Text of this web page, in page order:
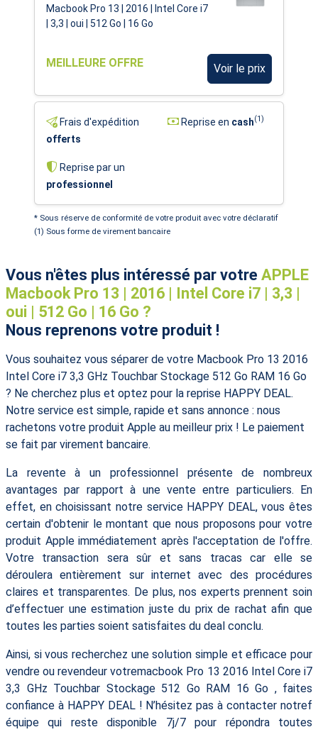
Macbook Pro 13 | 2016 | Intel Core i7
| 3,3 | oui | 512 Go | 16 Go
MEILLEURE OFFRE Voir le prix
Frais d'expédition
offerts
Reprise en cash(1)
Reprise par un
professionnel
* Sous réserve de conformité de votre produit avec votre déclaratif
(1) Sous forme de virement bancaire
Vous n'êtes plus intéressé par votre APPLE
Macbook Pro 13 | 2016 | Intel Core i7 | 3,3 |
oui | 512 Go | 16 Go ?
Nous reprenons votre produit !
Vous souhaitez vous séparer de votre Macbook Pro 13 2016
Intel Core i7 3,3 GHz Touchbar Stockage 512 Go RAM 16 Go
? Ne cherchez plus et optez pour la reprise HAPPY DEAL.
Notre service est simple, rapide et sans annonce : nous
rachetons votre produit Apple au meilleur prix ! Le paiement
se fait par virement bancaire.
La revente à un professionnel présente de nombreux
avantages par rapport à une vente entre particuliers. En
effet, en choisissant notre service HAPPY DEAL, vous êtes
certain d'obtenir le montant que nous proposons pour votre
produit Apple immédiatement après l'acceptation de l'offre.
Votre transaction sera sûr et sans tracas car elle se
déroulera entièrement sur internet avec des procédures
claires et transparentes. De plus, nos experts prennent soin
d’effectuer une estimation juste du prix de rachat afin que
toutes les parties soient satisfaites du deal conclu.
Ainsi, si vous recherchez une solution simple et efficace pour
vendre ou revendeur votremacbook Pro 13 2016 Intel Core i7
3,3 GHz Touchbar Stockage 512 Go RAM 16 Go , faites
confiance à HAPPY DEAL ! N’hésitez pas à contacter notref
équipe qui reste disponible 7j/7 pour répondra toutes